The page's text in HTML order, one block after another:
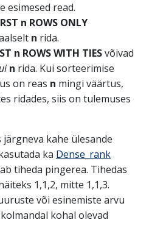
esimesed read.
n ROWS ONLY
n rida.
n ROWS WITH TIESvõivad
n rida. Kui sorteerimise
on reas n mingi väärtus,
ridades, siis on tulemuses
järgneva kahe ülesande
ka Dense_rank
tiheda pingerea. Tihedas
1,1,2, mitte 1,1,3.
või esinemiste arvu
kohal olevad